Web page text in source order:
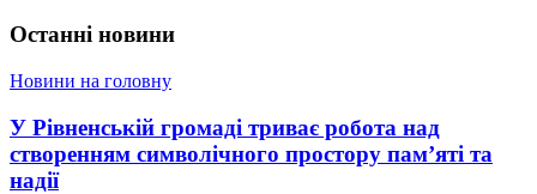
Останні новини
Новини на головну
У Рівненській громаді триває робота над
створенням символічного простору пам’яті та
надії